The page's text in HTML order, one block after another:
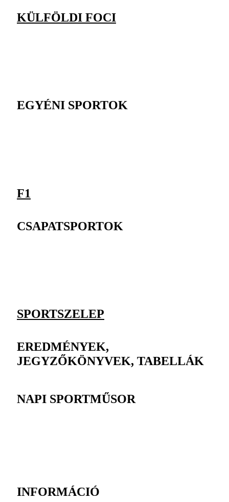
KÜLFÖLDI FOCI
EGYÉNI SPORTOK
F1
CSAPATSPORTOK
SPORTSZELEP
EREDMÉNYEK,
JEGYZŐKÖNYVEK, TABELLÁK
NAPI SPORTMŰSOR
INFORMÁCIÓ